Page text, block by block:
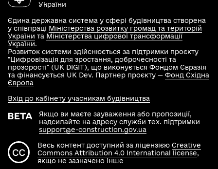
України
Єдина державна система у сфері будівництва створена
у співпраці Міністерства розвитку громад та територій
України та Міністерства цифрової трансформації
України.
Розвиток системи здійснюється за підтримки проєкту
"Цифровізація для зростання, доброчесності та
прозорості" (UK DIGIT), що виконується Фондом Євразія
та фінансується UK Dev. Партнер проєкту — Фонд Східна
Європа
Якщо ви маєте зауваження або пропозиції,
надсилайте на адресу служби тех. підтримки
support@e-construction.gov.ua
Весь контент доступний за ліцензією Creative
Commons Attribution 4.0 International license,
якщо не зазначено інше
Вхід до кабінету учасникам будівництва